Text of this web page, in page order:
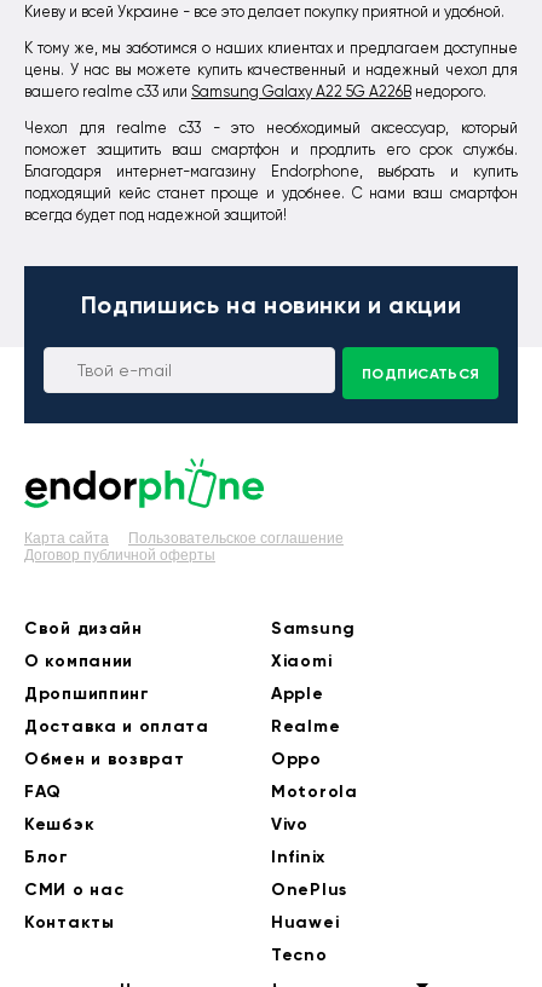
Киеву и всей Украине - все это делает покупку приятной и удобной.
К тому же, мы заботимся о наших клиентах и предлагаем доступные
цены. У нас вы можете купить качественный и надежный чехол для
вашего realme c33 или Samsung Galaxy A22 5G A226B недорого.
Чехол для realme c33 - это необходимый аксессуар, который
поможет защитить ваш смартфон и продлить его срок службы.
Благодаря интернет-магазину Endorphone, выбрать и купить
подходящий кейс станет проще и удобнее. С нами ваш смартфон
всегда будет под надежной защитой!
Подпишись на новинки и акции
ПОДПИСАТЬСЯ
Карта сайта
Пользовательское соглашение
Договор публичной оферты
Свой дизайн
О компании
Дропшиппинг
Доставка и оплата
Обмен и возврат
FAQ
Кешбэк
Блог
СМИ о нас
Контакты
Samsung
Xiaomi
Apple
Realme
Oppo
Motorola
Vivo
Infinix
OnePlus
Huawei
Tecno